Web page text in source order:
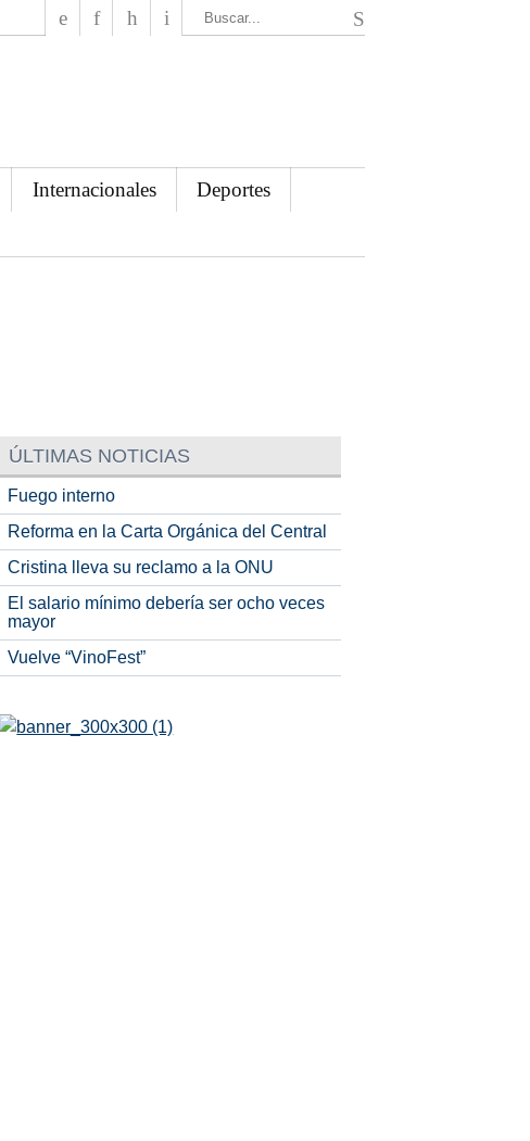
Internacionales
Deportes
ÚLTIMAS NOTICIAS
Fuego interno
Reforma en la Carta Orgánica del Central
Cristina lleva su reclamo a la ONU
El salario mínimo debería ser ocho veces
mayor
Vuelve “VinoFest”